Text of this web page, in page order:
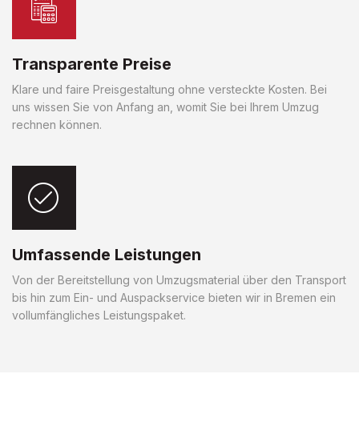
Transparente Preise
Klare und faire Preisgestaltung ohne versteckte Kosten. Bei
uns wissen Sie von Anfang an, womit Sie bei Ihrem Umzug
rechnen können.
Umfassende Leistungen
Von der Bereitstellung von Umzugsmaterial über den Transport
bis hin zum Ein- und Auspackservice bieten wir in Bremen ein
vollumfängliches Leistungspaket.